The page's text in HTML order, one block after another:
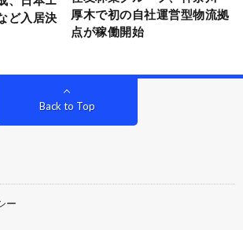
ど入居決
厚木で初の自社運営型物流拠
点が稼働開始
Back to Top
ー